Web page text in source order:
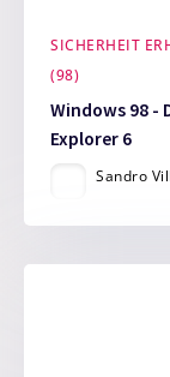
SICHERHEIT
98)
Windows 98 -
Explorer 6
Sandro